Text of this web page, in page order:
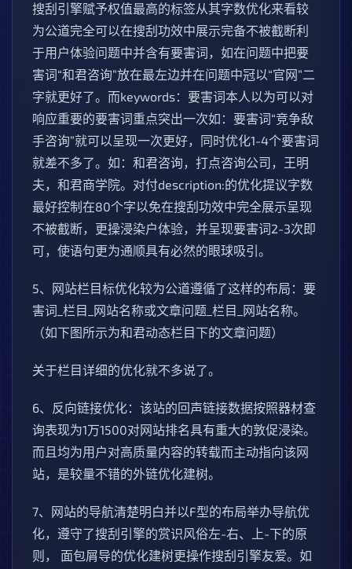
搜刮引擎赋予权值最高的标签从其字数优化来看较
为公道完全可以在搜刮功效中展示完备不被截断利
于用户体验问题中并含有要害词，如在问题中把要
害词“和君咨询”放在最左边并在问题中冠以“官网”二
字就更好了。而keywords：要害词本人以为可以对
响应重要的要害词重点突出一次如：要害词“竞争敌
手咨询”就可以呈现一次更好，同时优化1-4个要害词
就差不多了。如：和君咨询，打点咨询公司，王明
夫，和君商学院。对付description:的优化提议字数
最好控制在80个字以免在搜刮功效中完全展示呈现
不被截断，更操浸染户体验，并呈现要害词2-3次即
可，使语句更为通顺具有必然的眼球吸引。
5、网站栏目标优化较为公道遵循了这样的布局：要
害词_栏目_网站名称或文章问题_栏目_网站名称。
（如下图所示为和君动态栏目下的文章问题）
关于栏目详细的优化就不多说了。
6、反向链接优化：该站的回声链接数据按照器材查
询表现为1万1500对网站排名具有重大的敦促浸染。
而且均为用户对高质量内容的转载而主动指向该网
站，是较量不错的外链优化建树。
7、网站的导航清楚明白并以F型的布局举办导航优
化，遵守了搜刮引擎的赏识风俗左-右、上-下的原
则， 面包屑导的优化建树更操作搜刮引擎友爱。如